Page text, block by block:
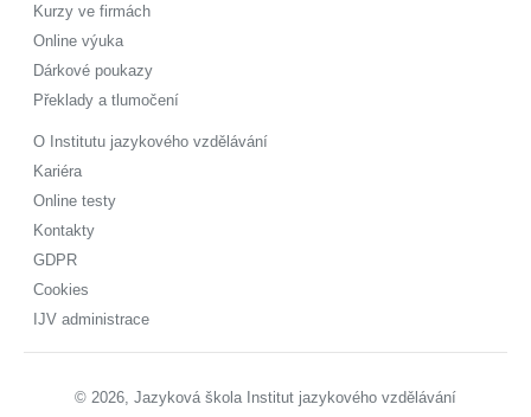
Kurzy ve firmách
Online výuka
Dárkové poukazy
Překlady a tlumočení
O Institutu jazykového vzdělávání
Kariéra
Online testy
Kontakty
GDPR
Cookies
IJV administrace
© 2026, Jazyková škola Institut jazykového vzdělávání